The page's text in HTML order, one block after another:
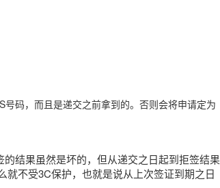
码，而且是递交之前拿到的。否则会将申请定为
结果虽然是坏的，但从递交之日起到拒签结果
不受3C保护，也就是说从上次签证到期之日